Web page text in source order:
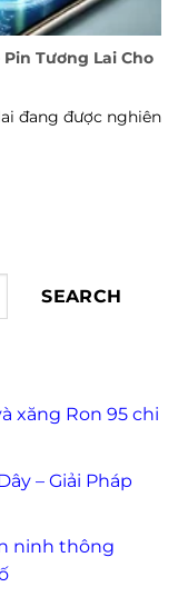
Tương Lai Cho
đang được nghiên
SEARCH
xăng Ron 95 chi
– Giải Pháp
ninh thông